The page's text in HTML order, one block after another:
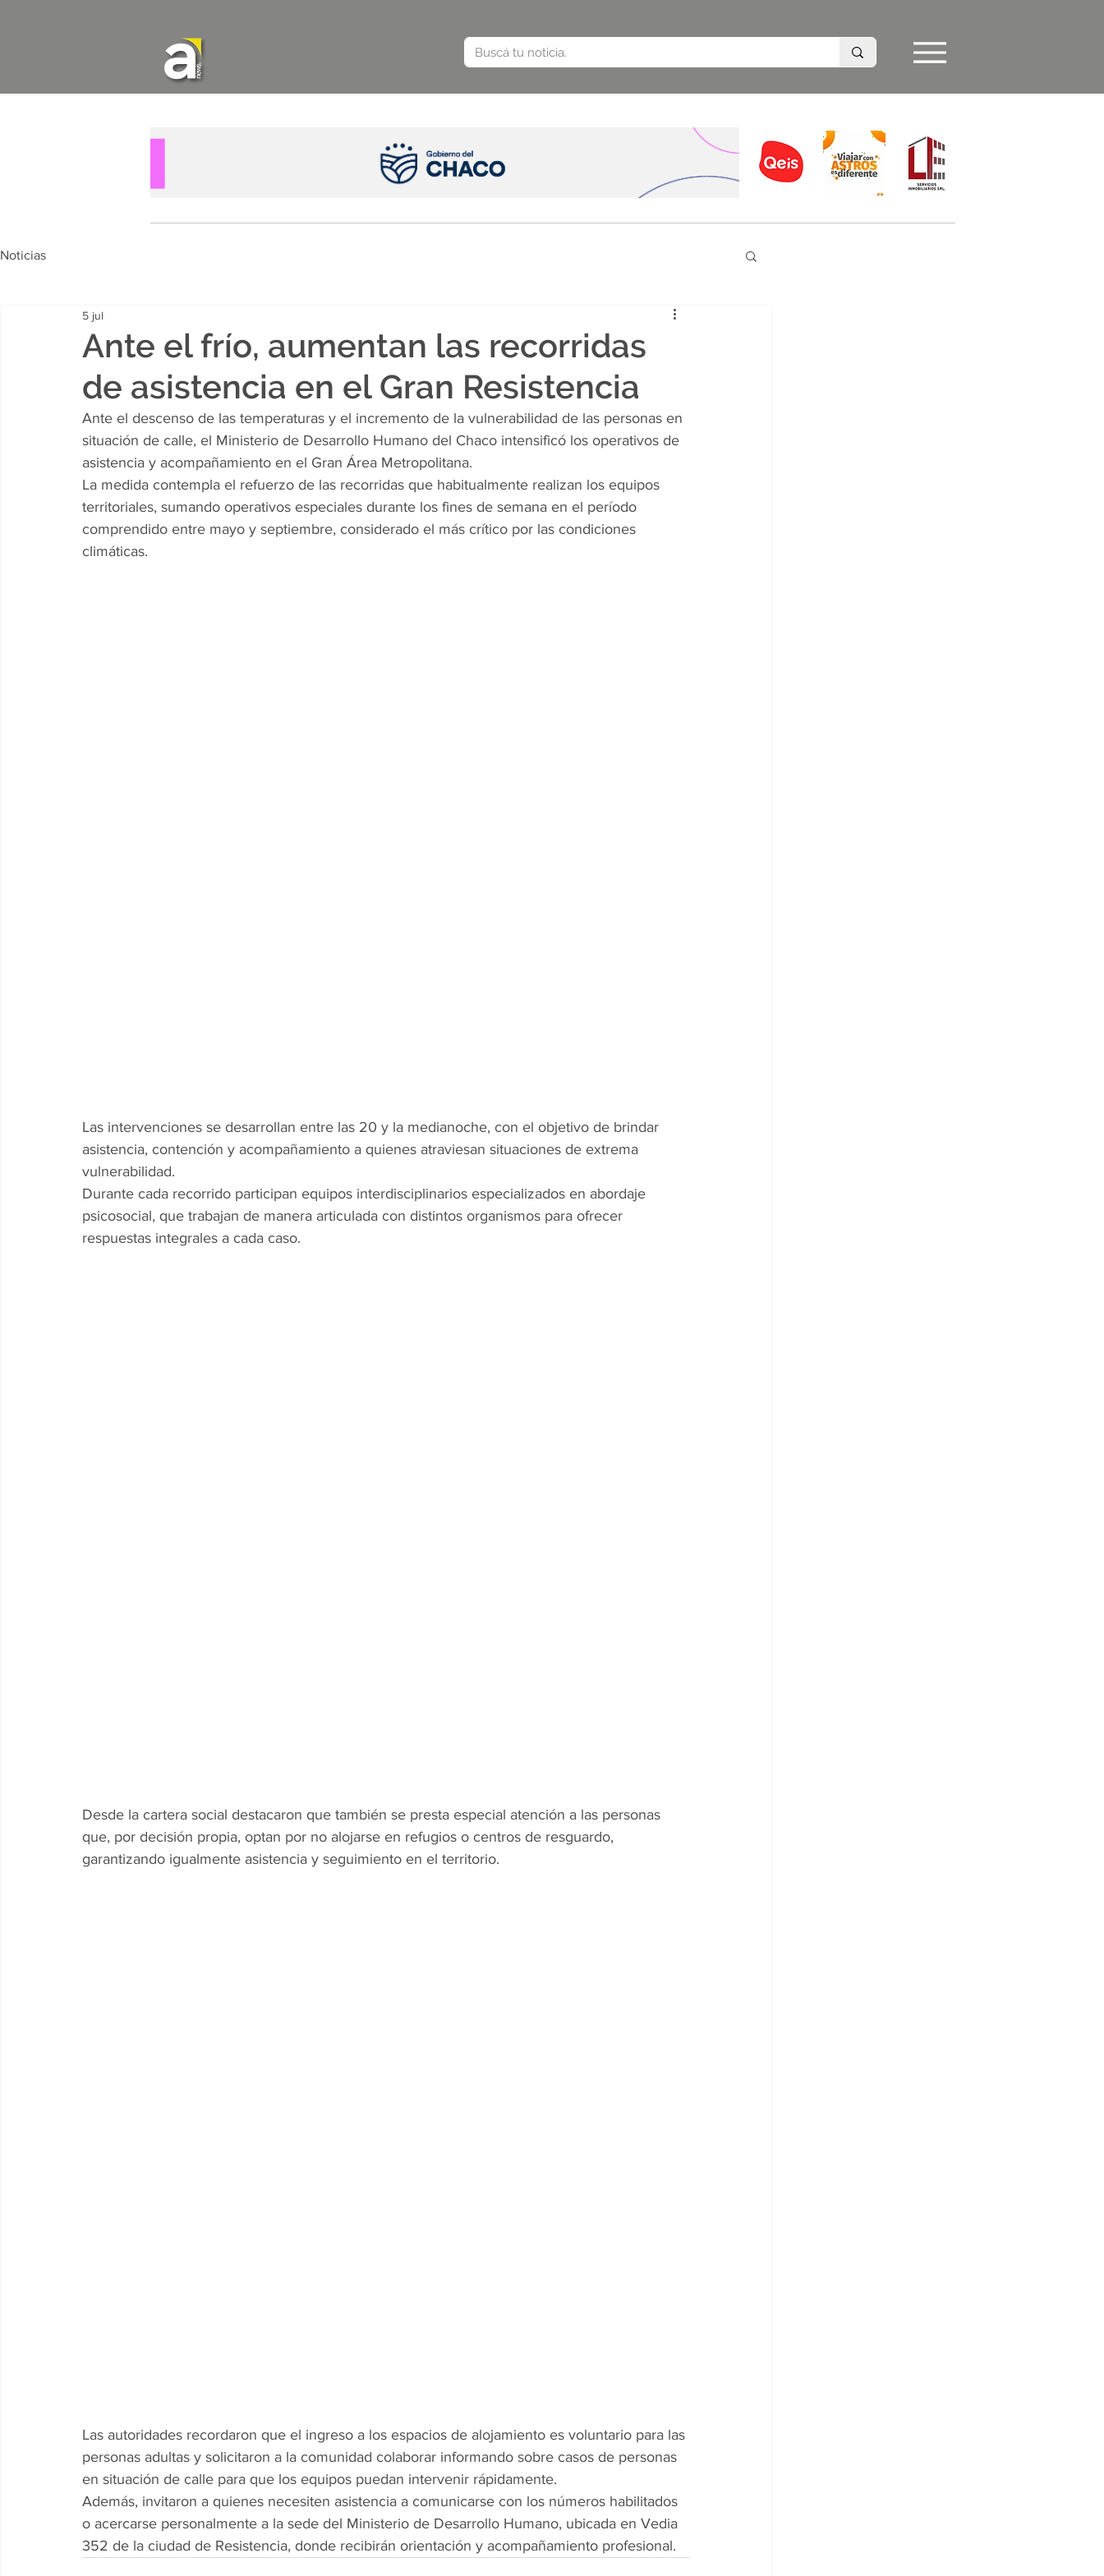
Noticias
Ante el frío, aumentan las recorridas
de asistencia en el Gran Resistencia
5 jul
Ante el descenso de las temperaturas y el incremento de la vulnerabilidad de las personas en
situación de calle, el Ministerio de Desarrollo Humano del Chaco intensificó los operativos de
asistencia y acompañamiento en el Gran Área Metropolitana.
La medida contempla el refuerzo de las recorridas que habitualmente realizan los equipos
territoriales, sumando operativos especiales durante los fines de semana en el período
comprendido entre mayo y septiembre, considerado el más crítico por las condiciones
climáticas.
Las intervenciones se desarrollan entre las 20 y la medianoche, con el objetivo de brindar
asistencia, contención y acompañamiento a quienes atraviesan situaciones de extrema
vulnerabilidad.
Durante cada recorrido participan equipos interdisciplinarios especializados en abordaje
psicosocial, que trabajan de manera articulada con distintos organismos para ofrecer
respuestas integrales a cada caso.
Desde la cartera social destacaron que también se presta especial atención a las personas
que, por decisión propia, optan por no alojarse en refugios o centros de resguardo,
garantizando igualmente asistencia y seguimiento en el territorio.
Las autoridades recordaron que el ingreso a los espacios de alojamiento es voluntario para las
personas adultas y solicitaron a la comunidad colaborar informando sobre casos de personas
en situación de calle para que los equipos puedan intervenir rápidamente.
Además, invitaron a quienes necesiten asistencia a comunicarse con los números habilitados
o acercarse personalmente a la sede del Ministerio de Desarrollo Humano, ubicada en Vedia
352 de la ciudad de Resistencia, donde recibirán orientación y acompañamiento profesional.